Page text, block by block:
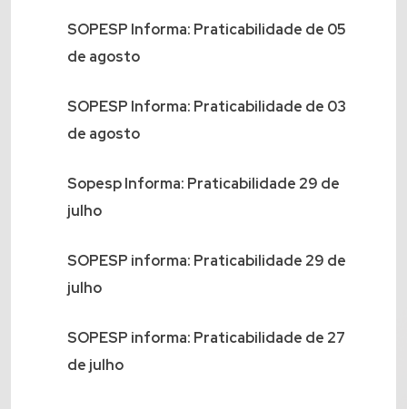
SOPESP Informa: Praticabilidade de 05
de agosto
SOPESP Informa: Praticabilidade de 03
de agosto
Sopesp Informa: Praticabilidade 29 de
julho
SOPESP informa: Praticabilidade 29 de
julho
SOPESP informa: Praticabilidade de 27
de julho